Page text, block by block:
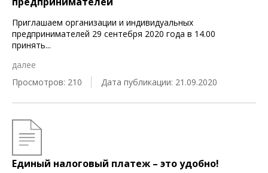
Приглашаем организации и индивидуальных
предпринимателей 29 сентебря 2020 года в 14.00
принять...
далее
Просмотров: 210
Дата публикации: 21.09.2020
Единый налоговый платеж – это удобно!